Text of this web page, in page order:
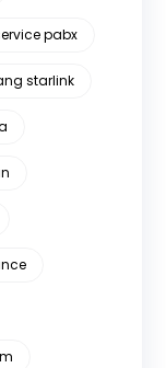
pabx
starlink